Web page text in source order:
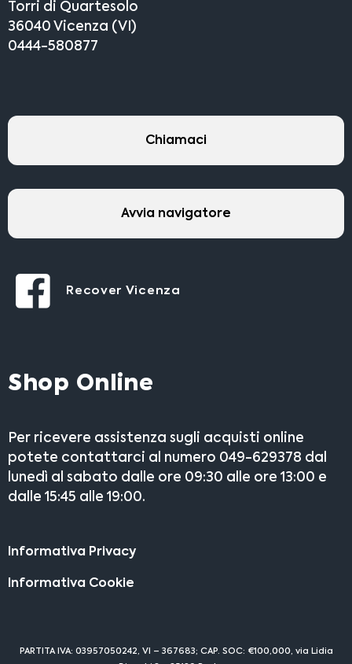
Torri di Quartesolo
36040 Vicenza (VI)
0444-580877
Chiamaci
Avvia navigatore
Recover Vicenza
Shop Online
Per ricevere assistenza sugli acquisti online
potete contattarci al numero 049-629378 dal
lunedì al sabato dalle ore 09:30 alle ore 13:00 e
dalle 15:45 alle 19:00.
Informativa Privacy
Informativa Cookie
PARTITA IVA: 03957050242, VI – 367683; CAP. SOC: €100,000, via Lidia